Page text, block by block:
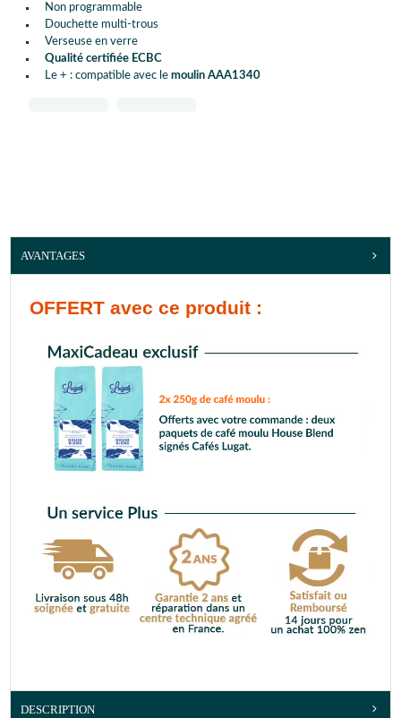
Non programmable
Douchette multi-trous
Verseuse en verre
Qualité certifiée ECBC
Le + : compatible avec le moulin AAA1340
AVANTAGES
OFFERT avec ce produit :
DESCRIPTION